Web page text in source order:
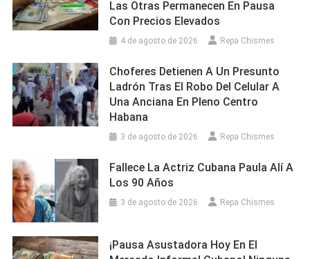
Las Otras Permanecen En Pausa
Con Precios Elevados
4 de agosto de 2026 Repa Chismes
Choferes Detienen A Un Presunto
Ladrón Tras El Robo Del Celular A
Una Anciana En Pleno Centro
Habana
3 de agosto de 2026 Repa Chismes
Fallece La Actriz Cubana Paula Alí A
Los 90 Años
3 de agosto de 2026 Repa Chismes
¡Pausa Asustadora Hoy En El